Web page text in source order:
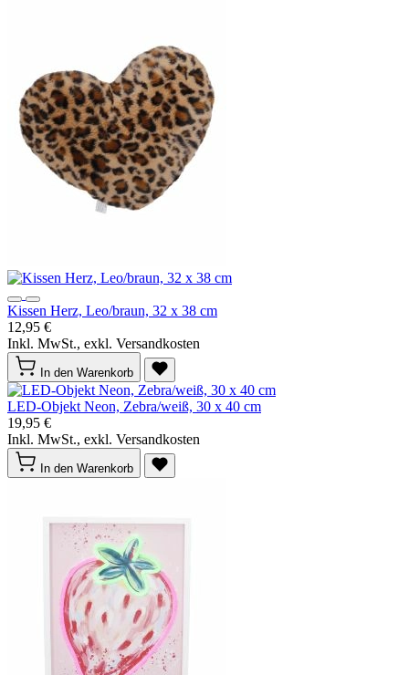
Kissen Herz, Leo/braun, 32 x 38 cm
12,95 €
Inkl. MwSt., exkl. Versandkosten
In den Warenkorb
LED-Objekt Neon, Zebra/weiß, 30 x 40 cm
19,95 €
Inkl. MwSt., exkl. Versandkosten
In den Warenkorb